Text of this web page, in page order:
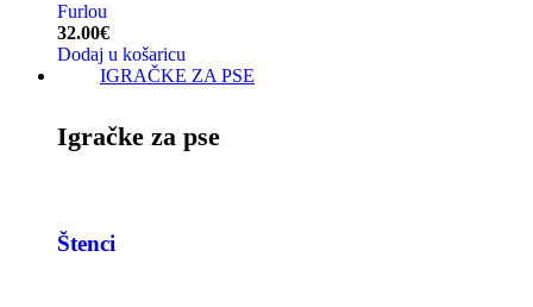
Furlou
32.00€
Dodaj u košaricu
IGRAČKE ZA PSE
Igračke za pse
Štenci